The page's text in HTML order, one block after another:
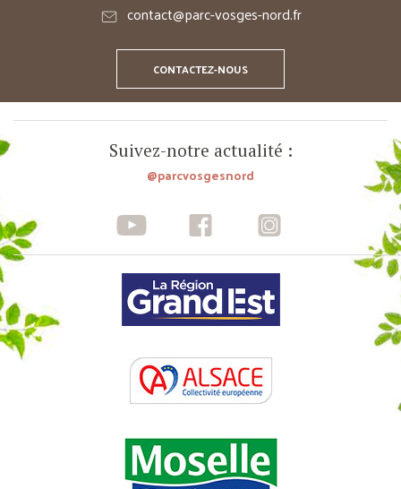
contact@parc-vosges-nord.fr
CONTACTEZ-NOUS
Suivez-notre actualité :
@parcvosgesnord